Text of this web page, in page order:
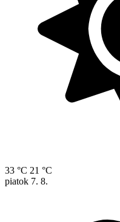
33 °C 21 °C
piatok 7. 8.